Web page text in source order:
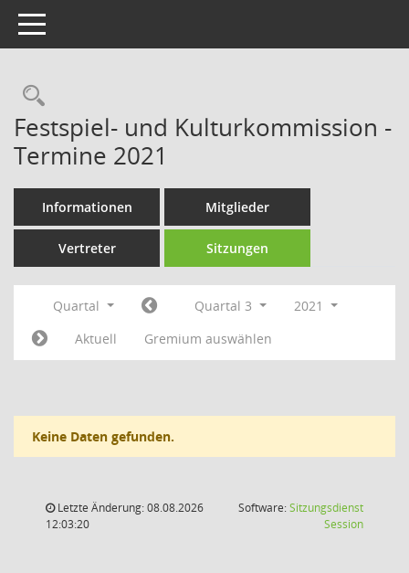
Toggle navigation
Rechercheauswahl
Festspiel- und Kulturkommission -
Termine 2021
Informationen Mitglieder
Vertreter Sitzungen
Quartal Quartal 3
2021
Aktuell
Gremium auswählen
Keine Daten gefunden.
Letzte Änderung: 08.08.2026
12:03:20
Software:Sitzungsdienst
Session(Wird in